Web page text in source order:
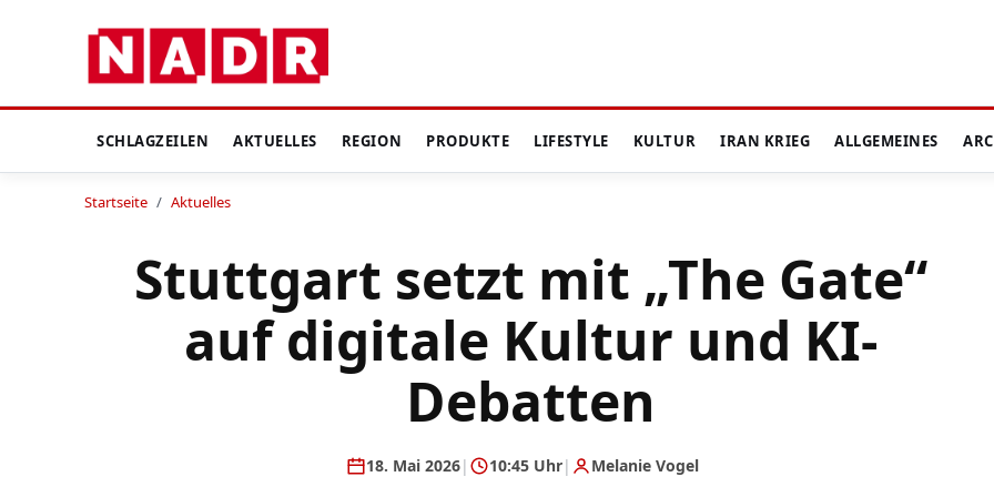
SCHLAGZEILEN AKTUELLES REGION PRODUKTE LIFESTYLE KULTUR IRAN KRIEG ALLGEMEINES
Startseite / Aktuelles
Stuttgart setzt mit „The Gate“
auf digitale Kultur und KI-
Debatten
18. Mai 2026| 10:45 Uhr| Melanie Vogel